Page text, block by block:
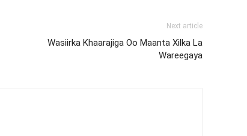
Next article
Wasiirka Khaarajiga Oo Maanta Xilka La
Wareegaya